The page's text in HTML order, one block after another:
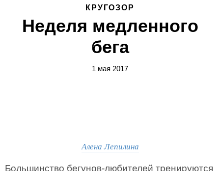
КРУГОЗОР
Неделя медленного
бега
1 мая 2017
Алена Лепилина
Большинство бегунов-любителей тренируются